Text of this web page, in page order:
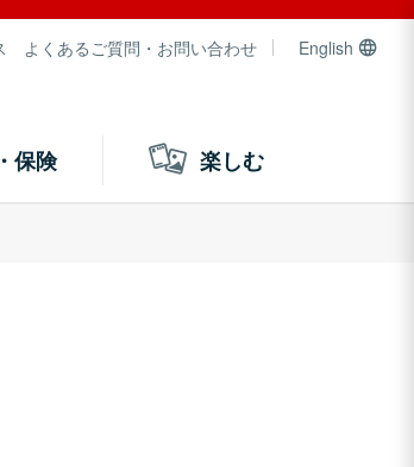
よくあるご質問・お問い合わせ English
保険 楽しむ